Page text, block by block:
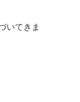
いてきま